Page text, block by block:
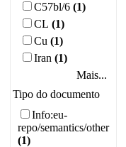
C57bl/6 (1)
CL (1)
Cu (1)
Iran (1)
Mais...
Tipo do documento
Info:eu-
repo/semantics/other
(1)